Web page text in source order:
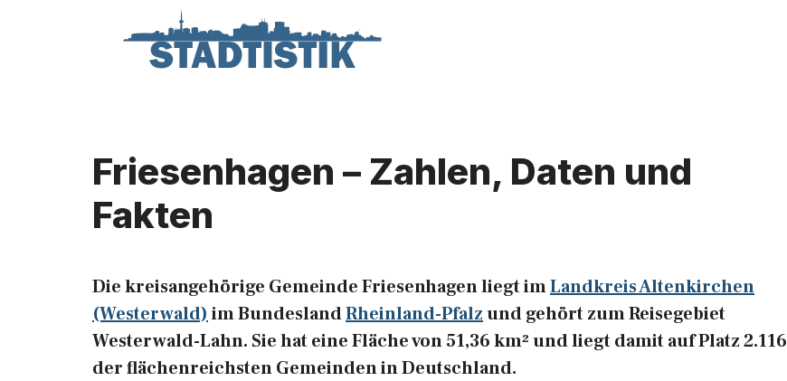
Friesenhagen – Zahlen, Daten und
Fakten
Die kreisangehörige Gemeinde Friesenhagen liegt imLandkreis Altenkirchen
(Westerwald) im BundeslandRheinland-Pfalzund gehört zum Reisegebiet
Westerwald-Lahn. Sie hat eine Fläche von 51,36 km² und liegt damit auf Platz 2.116
der flächenreichsten Gemeinden in Deutschland.